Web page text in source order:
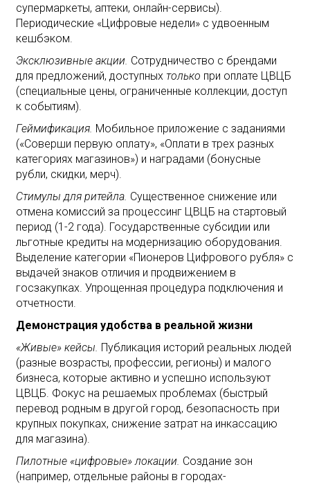
супермаркеты, аптеки, онлайн-сервисы).
Периодические «Цифровые недели» с удвоенным
кешбэком.
Эксклюзивные акции. Сотрудничество с брендами
для предложений, доступных только при оплате ЦВЦБ
(специальные цены, ограниченные коллекции, доступ
к событиям).
Геймификация. Мобильное приложение с заданиями
(«Соверши первую оплату», «Оплати в трех разных
категориях магазинов») и наградами (бонусные
рубли, скидки, мерч).
Стимулы для ритейла. Существенное снижение или
отмена комиссий за процессинг ЦВЦБ на стартовый
период (1-2 года). Государственные субсидии или
льготные кредиты на модернизацию оборудования.
Выделение категории «Пионеров Цифрового рубля» с
выдачей знаков отличия и продвижением в
госзакупках. Упрощенная процедура подключения и
отчетности.
Демонстрация удобства в реальной жизни
«Живые» кейсы. Публикация историй реальных людей
(разные возрасты, профессии, регионы) и малого
бизнеса, которые активно и успешно используют
ЦВЦБ. Фокус на решаемых проблемах (быстрый
перевод родным в другой город, безопасность при
крупных покупках, снижение затрат на инкассацию
для магазина).
Пилотные «цифровые» локации. Создание зон
(например, отдельные районы в городах-